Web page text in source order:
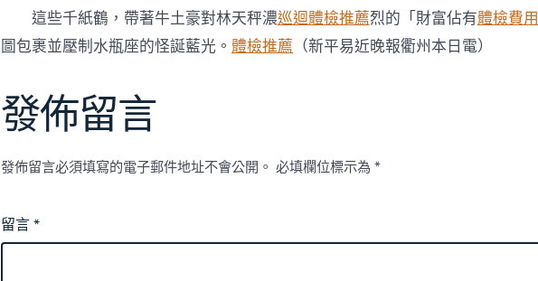
這些千紙鶴，帶著牛土豪對林天秤濃巡迴體檢推薦烈的「財富佔有體檢費用
圖包裹並壓制水瓶座的怪誕藍光。 體檢推薦 （新平易近晚報衢州本日電）
發佈留言
發佈留言必須填寫的電子郵件地址不會公開。 必填欄位標示為 *
留言*